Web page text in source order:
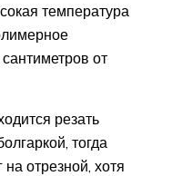
температура
от
резать
тогда
отрезной, хотя